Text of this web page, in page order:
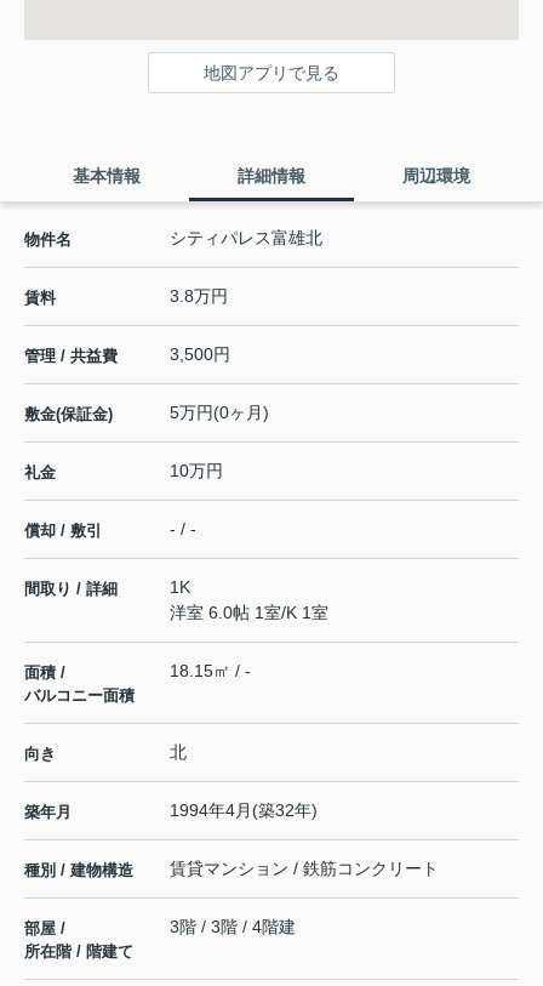
地図アプリで見る
基本情報 詳細情報 周辺環境
物件名 シティパレス富雄北
賃料 3.8万円
管理 / 共益費 3,500円
敷金(保証金) 5万円(0ヶ月)
礼金 10万円
償却 / 敷引 - / -
間取り / 詳細
1K
洋室 6.0帖 1室/K 1室
面積 /
バルコニー面積
18.15㎡ / -
向き 北
築年月 1994年4月(築32年)
種別 / 建物構造 賃貸マンション / 鉄筋コンクリート
部屋 /
所在階 / 階建て
3階 / 3階 / 4階建